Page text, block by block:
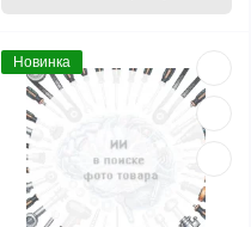
Новинка